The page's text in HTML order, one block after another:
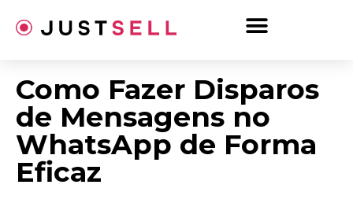
para
Como Fazer Disparos
de Mensagens no
WhatsApp de Forma
Eficaz